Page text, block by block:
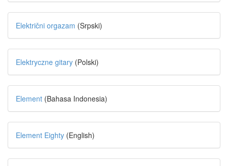
Električni orgazam (Srpski)
Elektryczne gitary (Polski)
Element (Bahasa Indonesia)
Element Eighty (English)